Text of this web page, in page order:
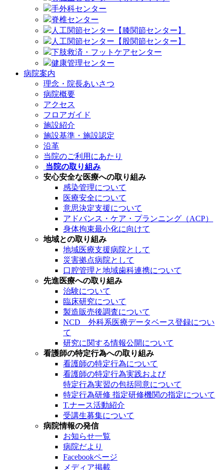
手外科センター
脊椎センター
人工関節センター【膝関節センター】
人工関節センター【股関節センター】
下肢救済・フットケアセンター
健康管理センター
病院案内
理念・院長あいさつ
病院概要
アクセス
フロアガイド
施設紹介
施設基準・施設認定
沿革
当院のご利用にあたり
当院の取り組み
安心安全な医療への取り組み
感染管理について
医療安全について
意思決定支援について
アドバンス・ケア・プランニング（ACP）
身体拘束最小化に向けて
地域との取り組み
地域医療支援病院として
災害拠点病院として
口腔管理と地域歯科連携について
先進医療への取り組み
治験について
臨床研究について
製造販売後調査について
NCD 外科系医療データベース登録につい
て
研究に関する情報公開について
看護師の特定行為への取り組み
看護師の特定行為について
看護師の特定行為実践および
特定行為実習の包括同意について
特定行為研修 指定研修機関の指定について
T.ナース活動紹介
受講生募集について
病院情報の発信
お知らせ一覧
病院だより
Facebookページ
メディア掲載